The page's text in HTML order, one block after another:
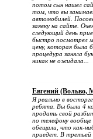
потом сын нашел
том, что вы
автомобилей.
заявку на сайте.
следующий день
быстро посмотрел
цену, которая была
процедура заняла
никак не ожидала...
Евгений (Вольво,
Я реально в
ребята. Вы были 4
продать свой
по телефону вообще
обещали, что как-
приедет. В третьей